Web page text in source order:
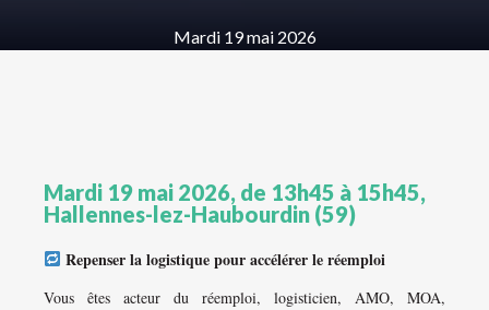
Mardi 19 mai 2026
Mardi 19 mai 2026, de 13h45 à 15h45,
Hallennes-lez-Haubourdin (59)
Repenser la logistique pour accélérer le réemploi
Vous êtes acteur du réemploi, logisticien, AMO, MOA,